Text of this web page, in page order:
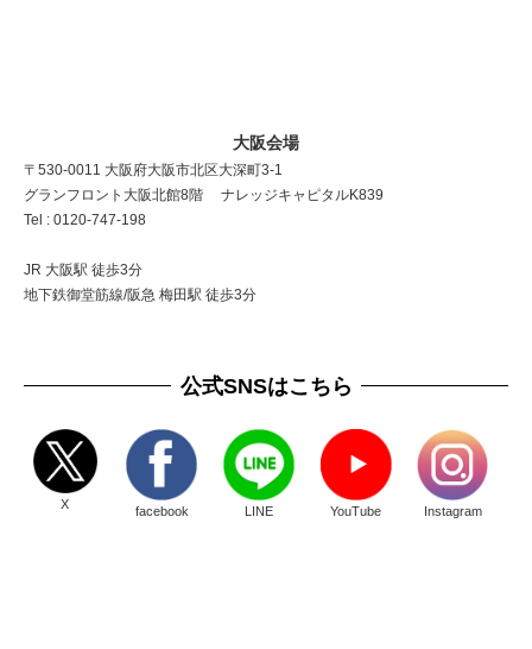
大阪会場
〒530-0011 大阪府大阪市北区大深町3-1
グランフロント大阪北館8階 ナレッジキャピタルK839
Tel : 0120-747-198
JR 大阪駅 徒歩3分
地下鉄御堂筋線/阪急 梅田駅 徒歩3分
公式SNSはこちら
X facebook LINE YouTube Instagram